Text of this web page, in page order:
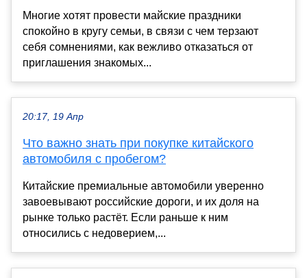
Многие хотят провести майские праздники
спокойно в кругу семьи, в связи с чем терзают
себя сомнениями, как вежливо отказаться от
приглашения знакомых...
20:17, 19 Апр
Что важно знать при покупке китайского
автомобиля с пробегом?
Китайские премиальные автомобили уверенно
завоевывают российские дороги, и их доля на
рынке только растёт. Если раньше к ним
относились с недоверием,...